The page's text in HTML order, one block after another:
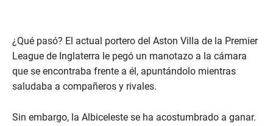
¿Qué pasó? El actual portero del Aston Villa de la Premier
League de Inglaterra le pegó un manotazo a la cámara
que se encontraba frente a él, apuntándolo mientras
saludaba a compañeros y rivales.
Sin embargo, la Albiceleste se ha acostumbrado a ganar.